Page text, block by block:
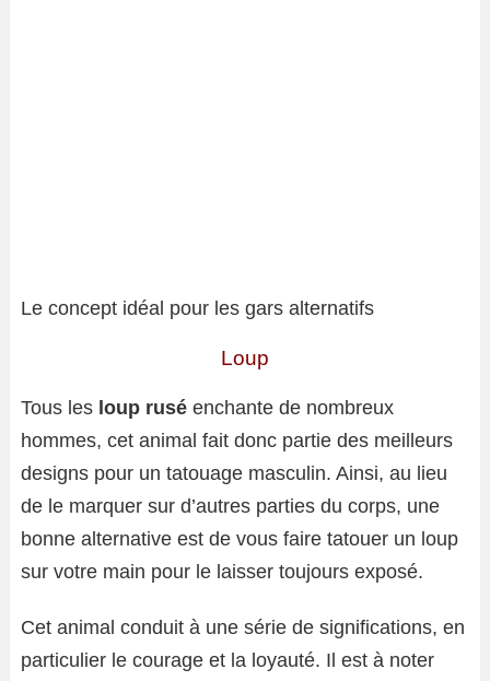
Le concept idéal pour les gars alternatifs
Loup
Tous les loup rusé enchante de nombreux
hommes, cet animal fait donc partie des meilleurs
designs pour un tatouage masculin. Ainsi, au lieu
de le marquer sur d’autres parties du corps, une
bonne alternative est de vous faire tatouer un loup
sur votre main pour le laisser toujours exposé.
Cet animal conduit à une série de significations, en
particulier le courage et la loyauté. Il est à noter